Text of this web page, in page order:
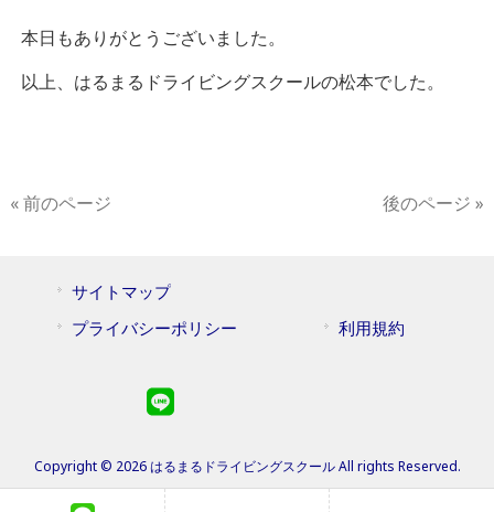
本日もありがとうございました。
以上、はるまるドライビングスクールの松本でした。
« 前のページ 後のページ »
サイトマップ
プライバシーポリシー
利用規約
Copyright © 2026 はるまるドライビングスクール All rights Reserved.